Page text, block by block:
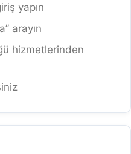
yapın
arayın
hizmetlerinden